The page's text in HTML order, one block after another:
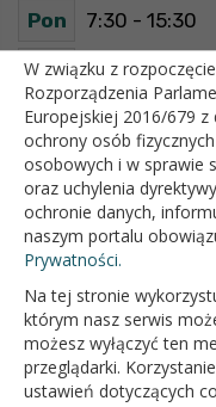
Pon 7:30 - 15:30
Wt 7:30 - 15:30
Śr 7:30 - 15:30
Czw 7:30 - 15:30
Pt 7:30 - 15:30
OFICJALNY
W związku z
Rozporządzenia
Europejskiej 2016/679
ochrony osób
osobowych i w sprawie
oraz uchylenia
ochronie danych,
naszym portalu
Prywatności.
Na tej stronie
którym nasz serwis
możesz wyłączyć ten
przeglądarki.
ustawień dotyczących